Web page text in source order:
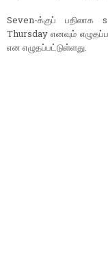
Seven-க்குப் பதிலாக
Thursday எனவும்
என எழுதப்பட்டுள்ளது.